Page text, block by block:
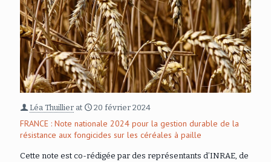
Léa Thuillier at 20 février 2024
FRANCE : Note nationale 2024 pour la gestion durable de la
résistance aux fongicides sur les céréales à paille
Cette note est co-rédigée par des représentants d’INRAE, de